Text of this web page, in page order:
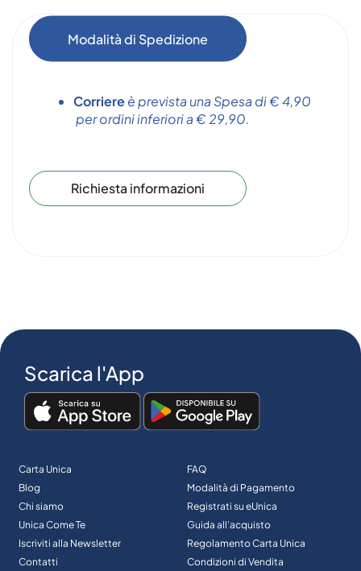
Modalità di Spedizione
Corriereè prevista una Spesa di € 4,90
per ordini inferiori a € 29,90.
Richiesta informazioni
Scarica l'App
Carta Unica
Blog
Chi siamo
Unica Come Te
Iscriviti alla Newsletter
Contatti
FAQ
Modalità di Pagamento
Registrati su eUnica
Guida all’acquisto
Regolamento Carta Unica
Condizioni di Vendita